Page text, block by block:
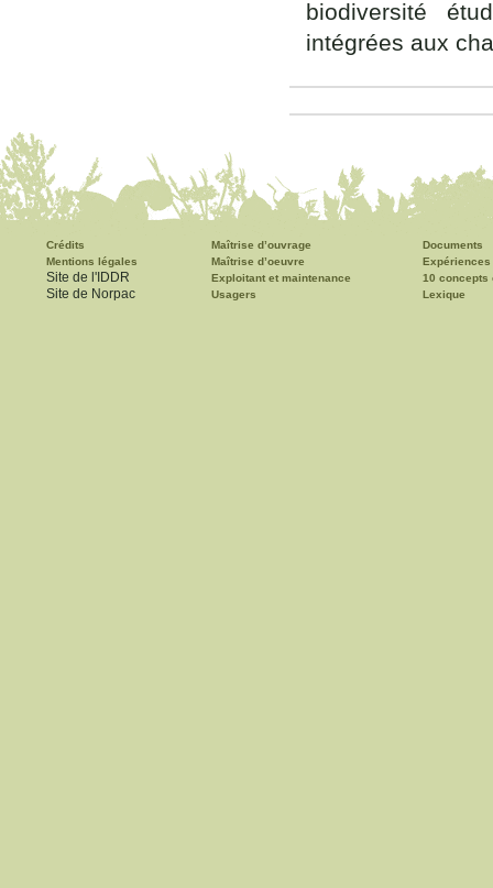
biodiversité
intégrées aux
Crédits
Mentions légales
Site de l'IDDR
Site de Norpac
Maîtrise d’ouvrage
Maîtrise d’oeuvre
Exploitant et maintenance
Usagers
Documents
Expériences
10 concepts
Lexique